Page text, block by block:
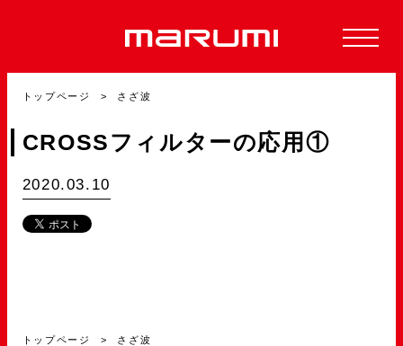
トップページ さざ波
CROSSフィルターの応用①
2020.03.10
トップページ さざ波